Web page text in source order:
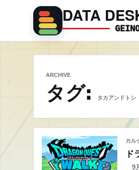
DATA
ARCHIVE
タグ: タカアンドトシ
カル
ド
9